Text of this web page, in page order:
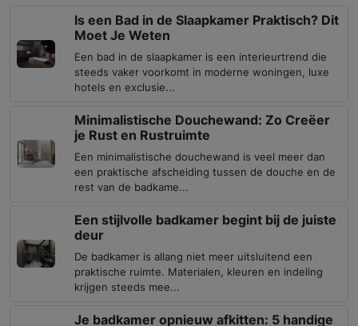
Is een Bad in de Slaapkamer Praktisch? Dit
Moet Je Weten
Een bad in de slaapkamer is een interieurtrend die
steeds vaker voorkomt in moderne woningen, luxe
hotels en exclusie...
Minimalistische Douchewand: Zo Creëer
je Rust en Rustruimte
Een minimalistische douchewand is veel meer dan
een praktische afscheiding tussen de douche en de
rest van de badkame...
Een stijlvolle badkamer begint bij de juiste
deur
De badkamer is allang niet meer uitsluitend een
praktische ruimte. Materialen, kleuren en indeling
krijgen steeds mee...
Je badkamer opnieuw afkitten: 5 handige